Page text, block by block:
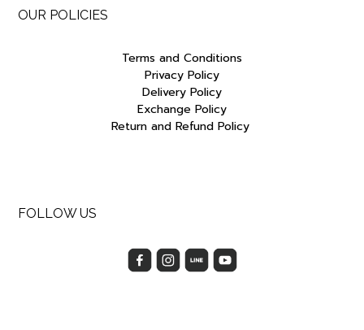
OUR POLICIES
Terms and Conditions
Privacy Policy
Delivery Policy
Exchange Policy
Return and Refund Policy
FOLLOW US